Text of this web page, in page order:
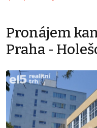
Pronájem
Praha -